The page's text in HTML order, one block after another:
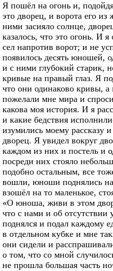
Я пошёл на огонь и,
это дворец, и ворота его из
ними засияло солнце,
казалось, что это огонь. И
сел напротив ворот; и не
появилось десять юношей,
и с ними глубокий старик,
кривые на правый глаз. Я
что они одинаково кривы,
пожелали мне мира и
какова моя история. И я
и какие бедствия
изумились моему рассказу
дворец. Я увидел вокруг
каждом из них и постель и
посреди них стояло
подобно остальным, все
вошли, юноши поднялись
взошёл на то маленькое,
«О юноша, живи в этом
что с нами и об отсутствии
поднялся и подал каждому
в отдельном кубке и мне
они сидели и
о том, что со мной
не прошла большая часть